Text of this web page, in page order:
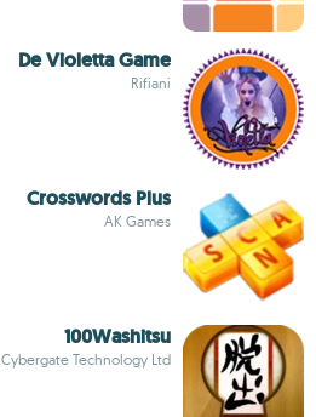
De Violetta Game
Rifiani
Crosswords Plus
AK Games
100Washitsu
Cybergate Technology Ltd.